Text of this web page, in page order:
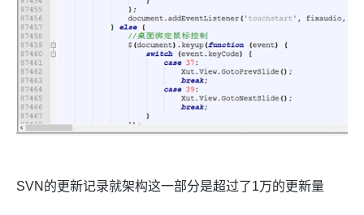
SVN的更新记录就架构这一部分是超过了1万的更新量